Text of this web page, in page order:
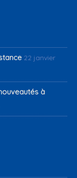
22 janvier
à